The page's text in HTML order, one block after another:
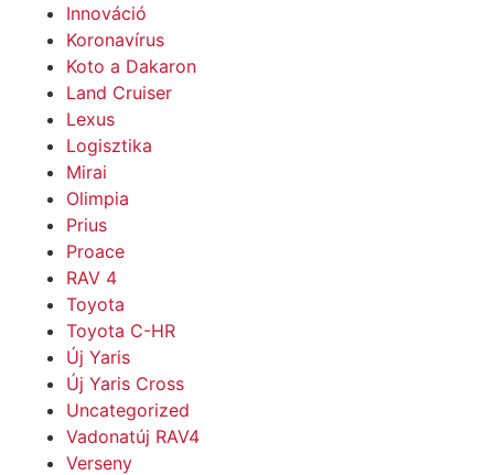
Innováció
Koronavírus
Koto a Dakaron
Land Cruiser
Lexus
Logisztika
Mirai
Olimpia
Prius
Proace
RAV 4
Toyota
Toyota C-HR
Új Yaris
Új Yaris Cross
Uncategorized
Vadonatúj RAV4
Verseny